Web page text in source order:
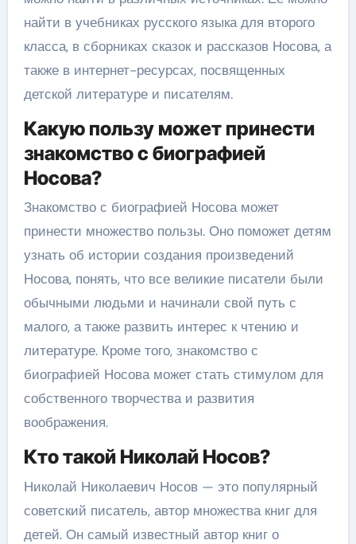
найти в учебниках русского языка для второго
класса, в сборниках сказок и рассказов Носова, а
также в интернет-ресурсах, посвященных
детской литературе и писателям.
Какую пользу может принести
знакомство с биографией
Носова?
Знакомство с биографией Носова может
принести множество пользы. Оно поможет детям
узнать об истории создания произведений
Носова, понять, что все великие писатели были
обычными людьми и начинали свой путь с
малого, а также развить интерес к чтению и
литературе. Кроме того, знакомство с
биографией Носова может стать стимулом для
собственного творчества и развития
воображения.
Кто такой Николай Носов?
Николай Николаевич Носов — это популярный
советский писатель, автор множества книг для
детей. Он самый известный автор книг о